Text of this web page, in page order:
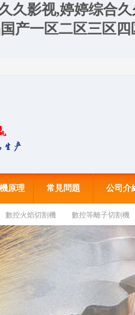
久影视,婷婷综合
产一区二区三区
原理 常見問題 公司介
數控火焰切割機 數控等離子切割機